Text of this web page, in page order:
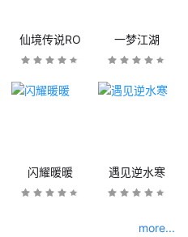
仙境传说RO 一梦江湖
闪耀暖暖 遇见逆水寒
more...